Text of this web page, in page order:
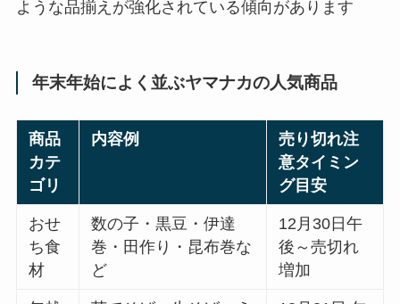
ような品揃えが強化されている傾向があります
年末年始によく並ぶヤマナカの人気商品
商品
カテ
ゴリ
内容例
売り切れ注
意タイミン
グ目安
おせ
ち食
材
数の子・黒豆・伊達
巻・田作り・昆布巻な
ど
12月30日午
後～売切れ
増加